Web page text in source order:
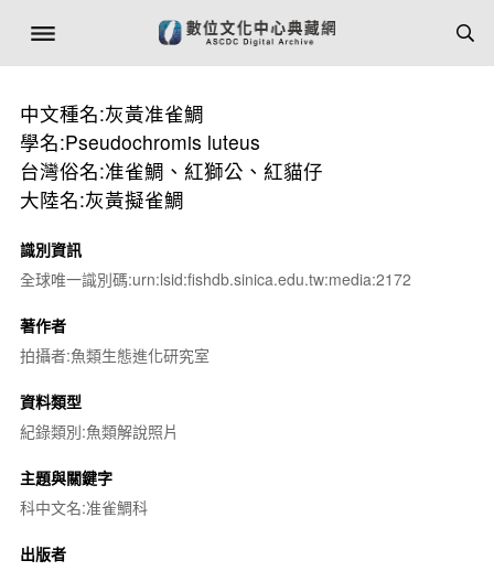
中文種名:灰黃准雀鯛
學名:Pseudochromis luteus
台灣俗名:准雀鯛、紅獅公、紅貓仔
大陸名:灰黃擬雀鯛
識別資訊
全球唯一識別碼:urn:lsid:fishdb.sinica.edu.tw:media:2172
著作者
拍攝者:魚類生態進化研究室
資料類型
紀錄類別:魚類解說照片
主題與關鍵字
科中文名:准雀鯛科
出版者